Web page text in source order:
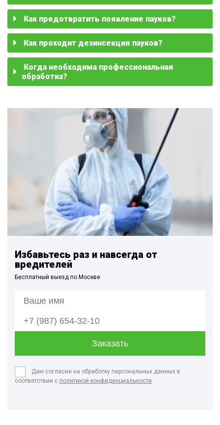
Профессиональная обработка от насекомых
содержать помещение в чистоте и выполнять
рекомендации по профилактике.
Как предотвратить появление пауков?
Чтобы снизить вероятность появления паукообразных в
поддерживать умеренную влажность и регулярно
делать влажную уборку.
Как проходит дезинсекция пауков?
Сначала проводится оценка ситуации на объекте, затем
выполняется обработка инсектицидами, при
необходимости наносится барьерная защита. По
Когда необходима профессиональная
обработка?
подозрении, что в доме появились ядовитые пауки.
Избавьтесь раз и навсегда от
вредителей
Бесплатный выезд по Москве
Даю согласие на обработку персональных данных в
соответствии с политикой конфиденциальности